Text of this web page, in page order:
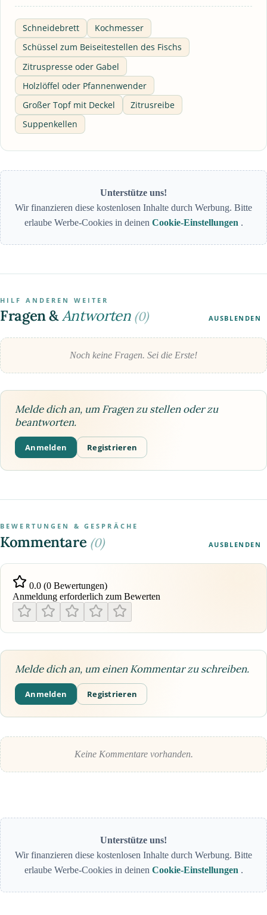
Schneidebrett
Kochmesser
Schüssel zum Beiseitestellen des Fischs
Zitruspresse oder Gabel
Holzlöffel oder Pfannenwender
Großer Topf mit Deckel
Zitrusreibe
Suppenkellen
Unterstütze uns!
Wir finanzieren diese kostenlosen Inhalte durch Werbung. Bitte
erlaube Werbe-Cookies in deinen Cookie-Einstellungen .
HILF ANDEREN WEITER
Fragen &Antworten (0) AUSBLENDEN
Noch keine Fragen. Sei die Erste!
Melde dich an, um Fragen zu stellen oder zu
beantworten.
Anmelden Registrieren
BEWERTUNGEN & GESPRÄCHE
Kommentare (0) AUSBLENDEN
0.0 (0 Bewertungen)
Anmeldung erforderlich zum Bewerten
Melde dich an, um einen Kommentar zu schreiben.
Anmelden Registrieren
Keine Kommentare vorhanden.
Unterstütze uns!
Wir finanzieren diese kostenlosen Inhalte durch Werbung. Bitte
erlaube Werbe-Cookies in deinen Cookie-Einstellungen .